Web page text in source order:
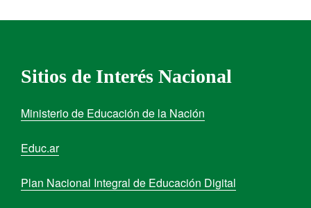
Sitios de Interés Nacional
Ministerio de Educación de la Nación
Educ.ar
Plan Nacional Integral de Educación Digital